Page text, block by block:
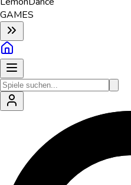
GAMES